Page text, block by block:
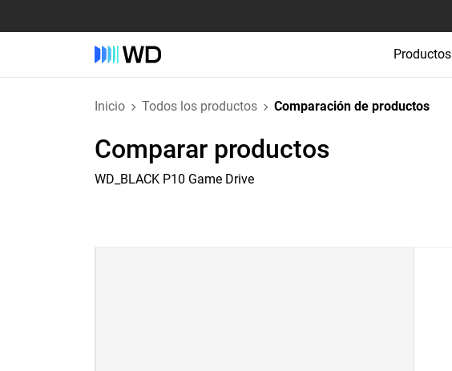
Productos
Inicio Todos los productos Comparación de productos
Comparar productos
WD_BLACK P10 Game Drive